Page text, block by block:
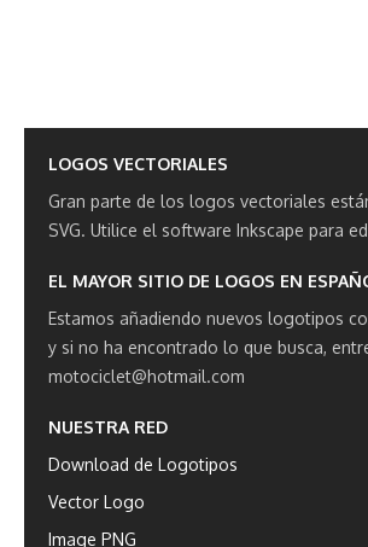
LOGOS VECTORIALES
Gran parte de los logos vectoriales
SVG. Utilice el software Inkscape para
EL MAYOR SITIO DE LOGOS EN
Estamos añadiendo nuevos logotipos
y si no ha encontrado lo que busca,
motociclet@hotmail.com
NUESTRA RED
Download de Logotipos
Vector Logo
Image PNG